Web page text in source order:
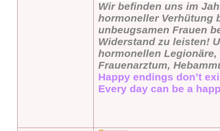
Wir befinden uns im
hormoneller Verhütung
unbeugsamen Frauen
Widerstand zu leisten!
hormonellen
Frauenarztum,
Happy endings don’t
Every day can be a